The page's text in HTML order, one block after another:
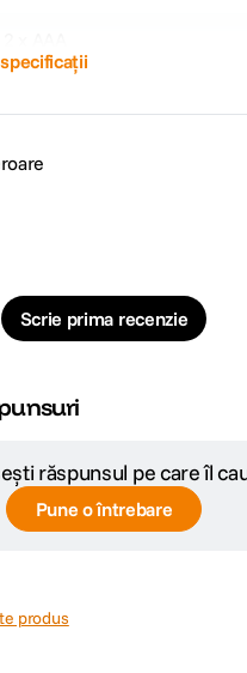
-
SI CONTROL:
Canon (Multi-Function Shoe)
Scrie prima recenzie
răspunsul pe care îl
Pune o întrebare
produs